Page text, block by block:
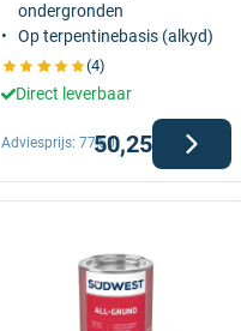
ondergronden
Op terpentinebasis (alkyd)
(4)
Direct leverbaar
50,25
Adviesprijs: 77,50